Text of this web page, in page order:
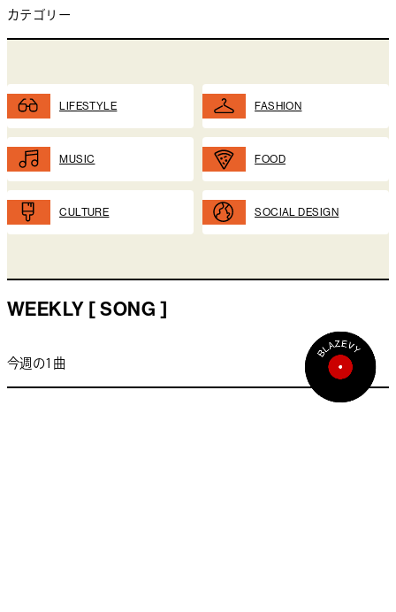
カテゴリー
LIFESTYLE FASHION
MUSIC FOOD
CULTURE SOCIAL DESIGN
WEEKLY [ SONG ]
今週の1曲